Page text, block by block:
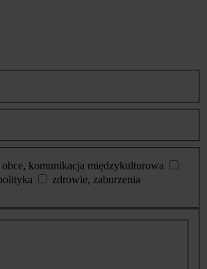
komunikacja międzykulturowa
zdrowie, zaburzenia